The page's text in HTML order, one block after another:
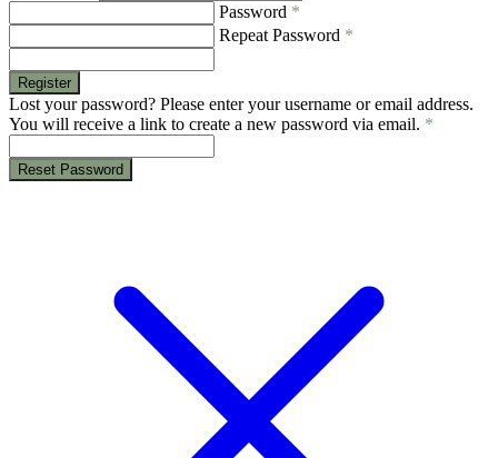
Password *
Repeat Password *
Register
Lost your password? Please enter your username or email address.
You will receive a link to create a new password via email. *
Reset Password